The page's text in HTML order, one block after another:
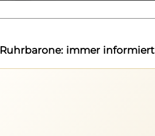
Ruhrbarone: immer informiert